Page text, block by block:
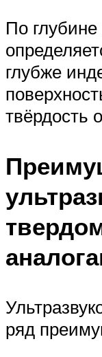
По
глубже
твёрдость
ряд